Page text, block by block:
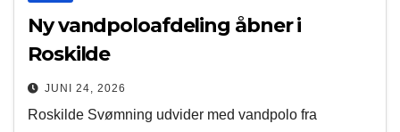
Ny vandpoloafdeling åbner i
Roskilde
JUNI 24, 2026
Roskilde Svømning udvider med vandpolo fra